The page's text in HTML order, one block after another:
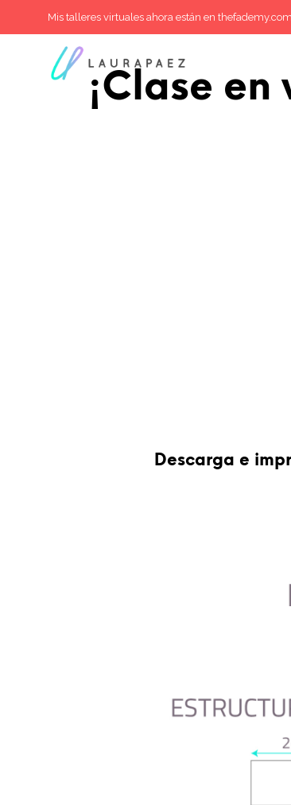
Mis talleres virtuales ahora están en thefademy.com
¡Clase
Descarga e